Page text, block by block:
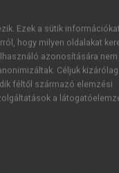
ÚJ FIÓK
1 óra
Ezek a sütik
hogy milyen oldalakat
azonosítására nem
Céljuk
féltől származó elemzési
a